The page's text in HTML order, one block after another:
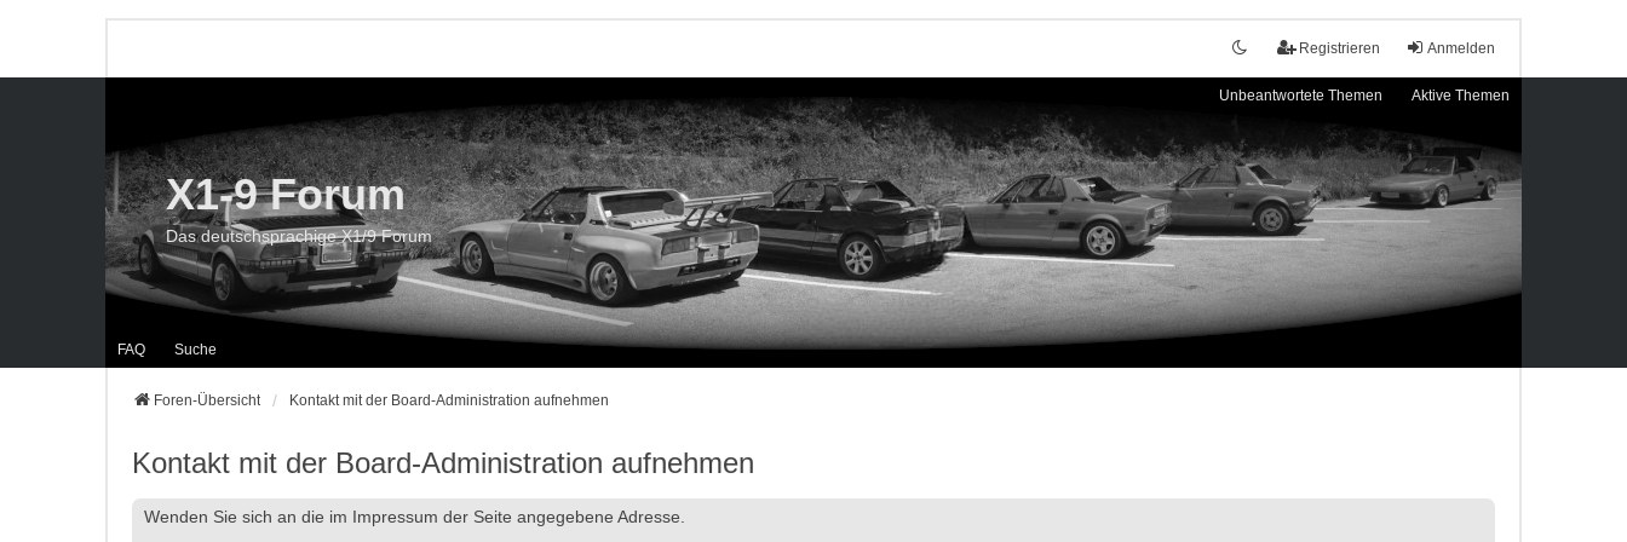
Anmelden
Registrieren
Unbeantwortete Themen Aktive Themen
FAQ Suche
X1-9 Forum
Das deutschsprachige X1/9 Forum
Foren-Übersicht Kontakt mit der Board-Administration aufnehmen
Kontakt mit der Board-Administration aufnehmen
Wenden Sie sich an die im Impressum der Seite angegebene Adresse.